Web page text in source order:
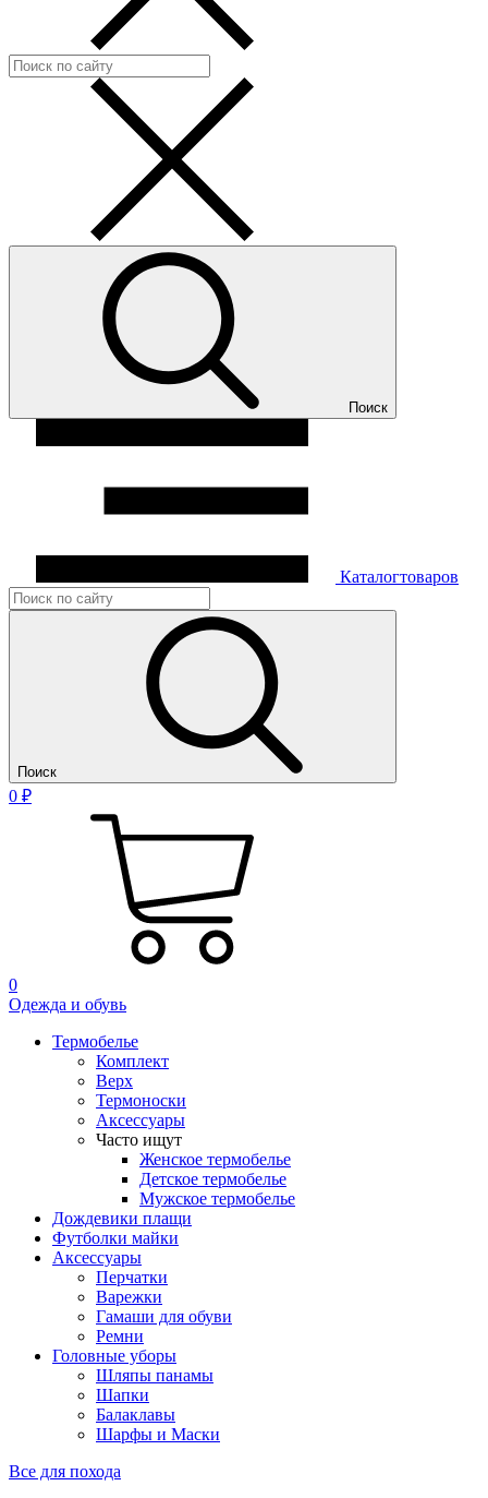
Поиск
Каталогтоваров
Поиск
0 ₽
0
Одежда и обувь
Термобелье
Комплект
Верх
Термоноски
Аксессуары
Часто ищут
Женское термобелье
Детское термобелье
Мужское термобелье
Дождевики плащи
Футболки майки
Аксессуары
Перчатки
Варежки
Гамаши для обуви
Ремни
Головные уборы
Шляпы панамы
Шапки
Балаклавы
Шарфы и Маски
Все для похода